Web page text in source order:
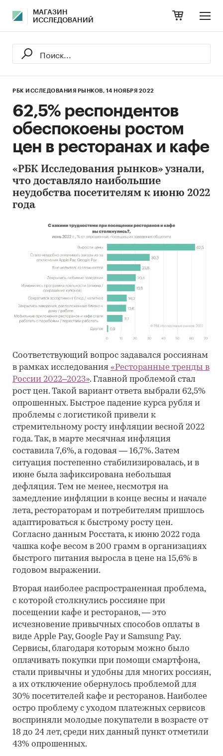
МАГАЗИН
ИССЛЕДОВАНИЙ
РБК ИССЛЕДОВАНИЯ РЫНКОВ, 14 НОЯБРЯ 2022
62,5% респондентов
обеспокоены ростом
цен в ресторанах и кафе
«РБК Исследования рынков» узнали,
что доставляло наибольшие
неудобства посетителям к июню 2022
года
Соответствующий вопрос задавался россиянам
в рамках исследования «Ресторанные тренды в
России 2022–2023». Главной проблемой стал
рост цен. Такой вариант ответа выбрали 62,5%
опрошенных. Быстрое падение курса рубля и
проблемы с логистикой привели к
стремительному росту инфляции весной 2022
года. Так, в марте месячная инфляция
составила 7,6%, а годовая — 16,7%. Затем
ситуация постепенно стабилизировалась, и в
июне была зафиксирована небольшая
дефляция. Тем не менее, несмотря на
замедление инфляции в конце весны и начале
лета, рестораторам и потребителям пришлось
адаптироваться к быстрому росту цен.
Согласно данным Росстата, к июню 2022 года
чашка кофе весом в 200 грамм в организациях
быстрого питания выросла в цене на 15,6% в
годовом выражении.
Вторая наиболее распространенная проблема,
с которой столкнулись россияне при
посещении кафе и ресторанов, — это
исчезновение привычных способов оплаты в
виде Apple Pay, Google Pay и Samsung Pay.
Сервисы, благодаря которым можно было
оплачивать покупки при помощи смартфона,
стали привычны и удобны для многих россиян,
а их отключение обернулось проблемой для
30% посетителей кафе и ресторанов. Наиболее
остро проблему с уходом платежных сервисов
восприняли молодые покупатели в возрасте от
18 до 24 лет, среди них данный пункт отметили
43% опрошенных.